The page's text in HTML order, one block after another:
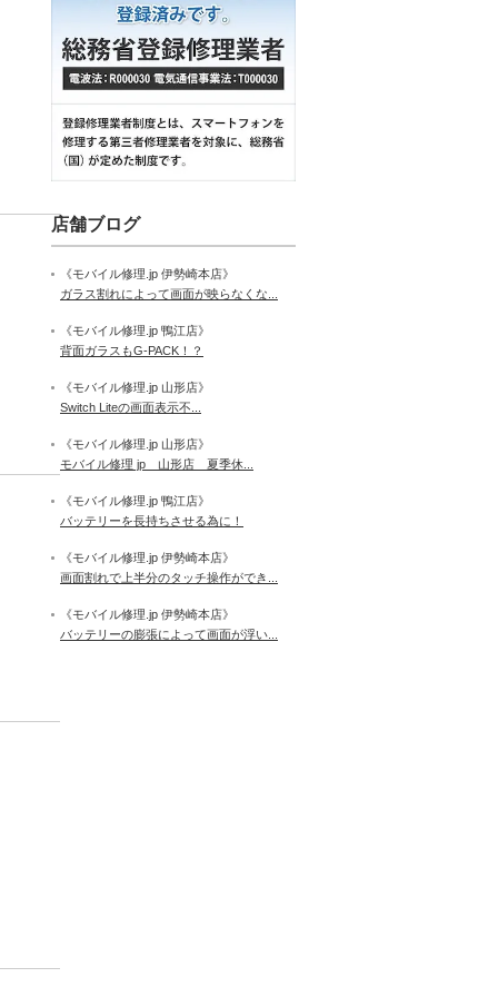
店舗ブログ
《モバイル修理.jp 伊勢崎本店》
ガラス割れによって画面が映らなくな...
《モバイル修理.jp 鴨江店》
背面ガラスもG-PACK！？
《モバイル修理.jp 山形店》
Switch Liteの画面表示不...
《モバイル修理.jp 山形店》
モバイル修理 jp 山形店 夏季休...
《モバイル修理.jp 鴨江店》
バッテリーを長持ちさせる為に！
《モバイル修理.jp 伊勢崎本店》
画面割れで上半分のタッチ操作ができ...
《モバイル修理.jp 伊勢崎本店》
バッテリーの膨張によって画面が浮い...